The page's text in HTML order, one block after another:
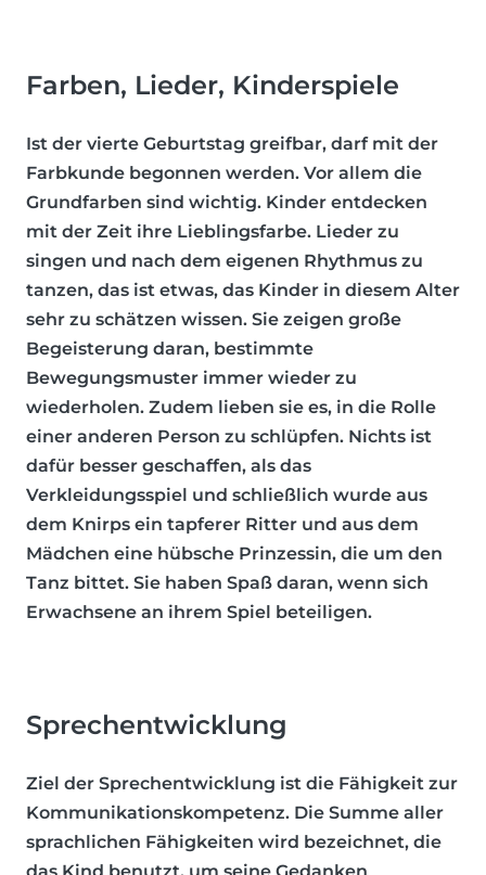
Farben, Lieder, Kinderspiele
Ist der vierte Geburtstag greifbar, darf mit der
Farbkunde begonnen werden. Vor allem die
Grundfarben sind wichtig. Kinder entdecken
mit der Zeit ihre Lieblingsfarbe. Lieder zu
singen und nach dem eigenen Rhythmus zu
tanzen, das ist etwas, das Kinder in diesem Alter
sehr zu schätzen wissen. Sie zeigen große
Begeisterung daran, bestimmte
Bewegungsmuster immer wieder zu
wiederholen. Zudem lieben sie es, in die Rolle
einer anderen Person zu schlüpfen. Nichts ist
dafür besser geschaffen, als das
Verkleidungsspiel und schließlich wurde aus
dem Knirps ein tapferer Ritter und aus dem
Mädchen eine hübsche Prinzessin, die um den
Tanz bittet. Sie haben Spaß daran, wenn sich
Erwachsene an ihrem Spiel beteiligen.
Sprechentwicklung
Ziel der Sprechentwicklung ist die Fähigkeit zur
Kommunikationskompetenz. Die Summe aller
sprachlichen Fähigkeiten wird bezeichnet, die